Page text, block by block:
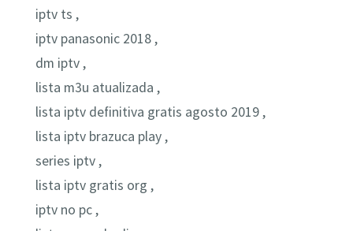
iptv ts ,
iptv panasonic 2018 ,
dm iptv ,
lista m3u atualizada ,
lista iptv definitiva gratis agosto 2019 ,
lista iptv brazuca play ,
series iptv ,
lista iptv gratis org ,
iptv no pc ,